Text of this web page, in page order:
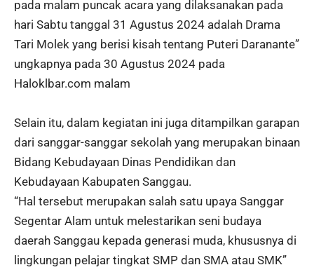
pada malam puncak acara yang dilaksanakan pada
hari Sabtu tanggal 31 Agustus 2024 adalah Drama
Tari Molek yang berisi kisah tentang Puteri Daranante”
ungkapnya pada 30 Agustus 2024 pada
Haloklbar.com malam
Selain itu, dalam kegiatan ini juga ditampilkan garapan
dari sanggar-sanggar sekolah yang merupakan binaan
Bidang Kebudayaan Dinas Pendidikan dan
Kebudayaan Kabupaten Sanggau.
“Hal tersebut merupakan salah satu upaya Sanggar
Segentar Alam untuk melestarikan seni budaya
daerah Sanggau kepada generasi muda, khususnya di
lingkungan pelajar tingkat SMP dan SMA atau SMK”